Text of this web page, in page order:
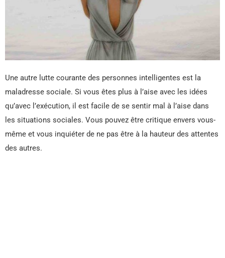
Une autre lutte courante des personnes intelligentes est la
maladresse sociale. Si vous êtes plus à l’aise avec les idées
qu’avec l’exécution, il est facile de se sentir mal à l’aise dans
les situations sociales. Vous pouvez être critique envers vous-
même et vous inquiéter de ne pas être à la hauteur des attentes
des autres.